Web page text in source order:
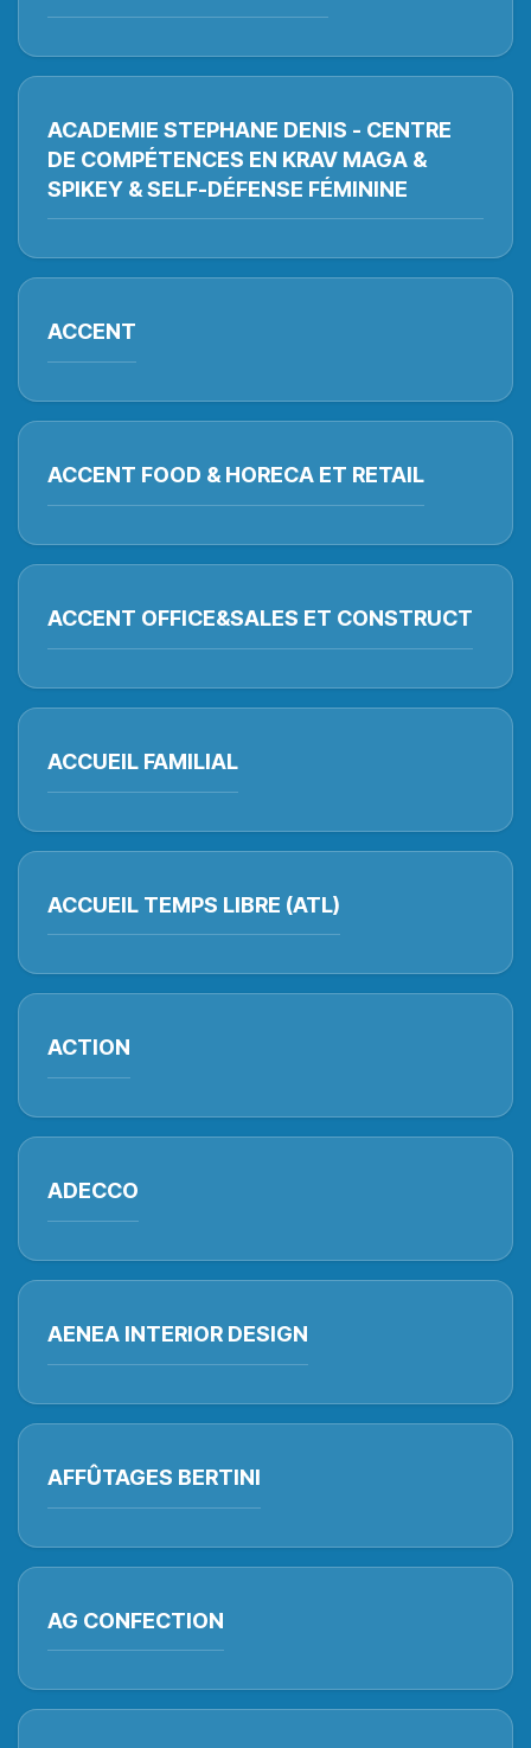
ACADEMIE STEPHANE DENIS - CENTRE
DE COMPÉTENCES EN KRAV MAGA &
SPIKEY & SELF-DÉFENSE FÉMININE
ACCENT
ACCENT FOOD & HORECA ET RETAIL
ACCENT OFFICE&SALES ET CONSTRUCT
ACCUEIL FAMILIAL
ACCUEIL TEMPS LIBRE (ATL)
ACTION
ADECCO
AENEA INTERIOR DESIGN
AFFÛTAGES BERTINI
AG CONFECTION